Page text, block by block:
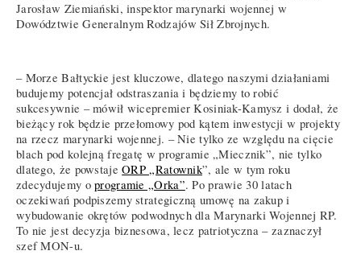
Jarosław Ziemiański, inspektor marynarki wojennej w
Dowództwie Generalnym Rodzajów Sił Zbrojnych.
– Morze Bałtyckie jest kluczowe, dlatego naszymi działaniami
budujemy potencjał odstraszania i będziemy to robić
sukcesywnie – mówił wicepremier Kosiniak-Kamysz i dodał, że
bieżący rok będzie przełomowy pod kątem inwestycji w projekty
na rzecz marynarki wojennej. – Nie tylko ze względu na cięcie
blach pod kolejną fregatę w programie „Miecznik”, nie tylko
dlatego, że powstajeORP „Ratownik”, ale w tym roku
zdecydujemy oprogramie „Orka”. Po prawie 30 latach
oczekiwań podpiszemy strategiczną umowę na zakup i
wybudowanie okrętów podwodnych dla Marynarki Wojennej RP.
To nie jest decyzja biznesowa, lecz patriotyczna – zaznaczył
szef MON-u.